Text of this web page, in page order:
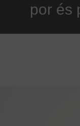
por és